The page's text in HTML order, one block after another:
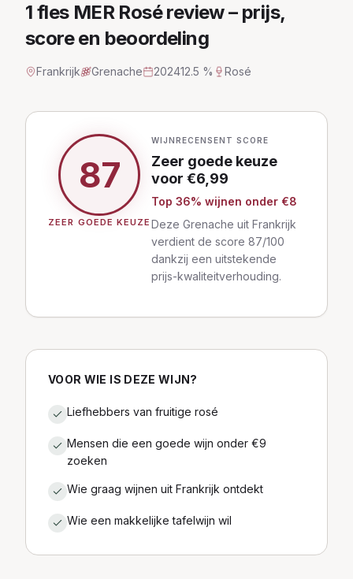
1 fles MER Roséreview – prijs,
score en beoordeling
Frankrijk Grenache 202412.5 % Rosé
87
ZEER GOEDE KEUZE
WIJNRECENSENT SCORE
Zeer goede keuze
voor €6,99
Top 36% wijnen onder €8
Deze Grenache uit Frankrijk
verdient de score 87/100
dankzij een uitstekende
prijs-kwaliteitverhouding.
VOOR WIE IS DEZE WIJN?
Liefhebbers van fruitige rosé
Mensen die een goede wijn onder €9
zoeken
Wie graag wijnen uit Frankrijk ontdekt
Wie een makkelijke tafelwijn wil